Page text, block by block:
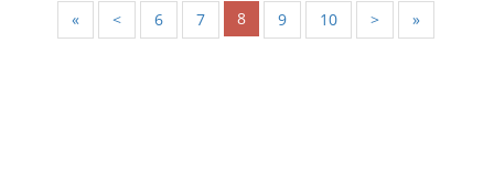
« < 6 7 8 9 10 > »